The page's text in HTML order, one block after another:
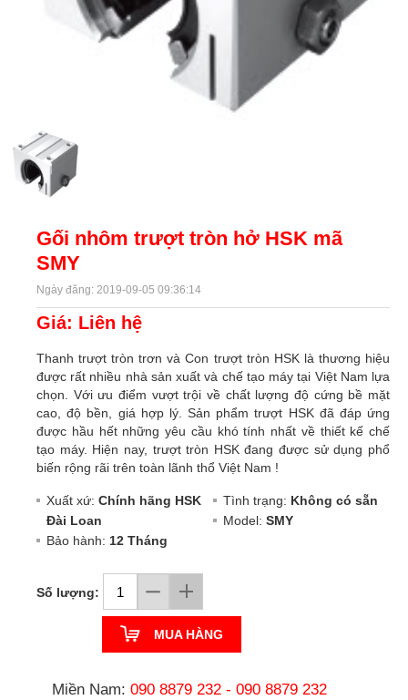
Gối nhôm trượt tròn hở HSK mã
SMY
Ngày đăng: 2019-09-05 09:36:14
Giá: Liên hệ
Thanh trượt tròn trơn và Con trượt tròn HSK là thương hiệu
được rất nhiều nhà sản xuất và chế tạo máy tại Việt Nam lựa
chọn. Với ưu điểm vượt trội về chất lượng độ cứng bề mặt
cao, độ bền, giá hợp lý. Sản phẩm trượt HSK đã đáp ứng
được hầu hết những yêu cầu khó tính nhất về thiết kế chế
tạo máy. Hiện nay, trượt tròn HSK đang được sử dụng phổ
biến rộng rãi trên toàn lãnh thổ Việt Nam !
Xuất xứ: Chính hãng HSK
Đài Loan
Tình trạng: Không có sẵn
Model: SMY
Bảo hành: 12 Tháng
Số lượng:
MUA HÀNG
Miền Nam: 090 8879 232 - 090 8879 232